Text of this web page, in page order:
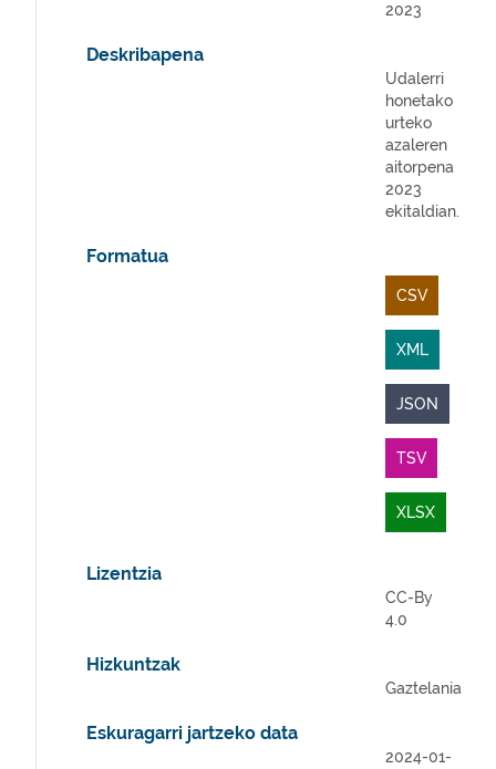
2023
Deskribapena
Udalerri
honetako
urteko
azaleren
aitorpena
2023
ekitaldian.
Formatua
CSV
XML
JSON
TSV
XLSX
Lizentzia
CC-By
4.0
Hizkuntzak
Gaztelania
Eskuragarri jartzeko data
2024-01-